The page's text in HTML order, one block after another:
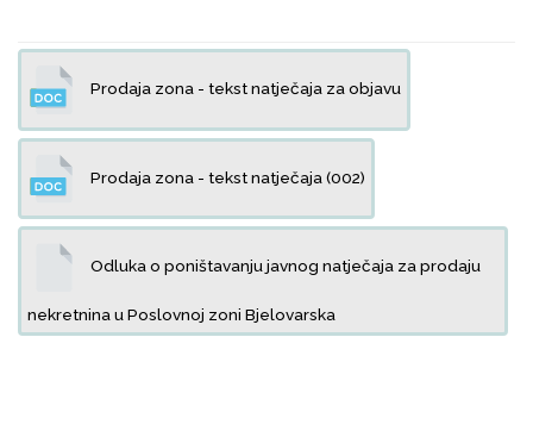
Prodaja zona - tekst natječaja za objavu
Prodaja zona - tekst natječaja (002)
Odluka o poništavanju javnog natječaja za prodaju
nekretnina u Poslovnoj zoni Bjelovarska